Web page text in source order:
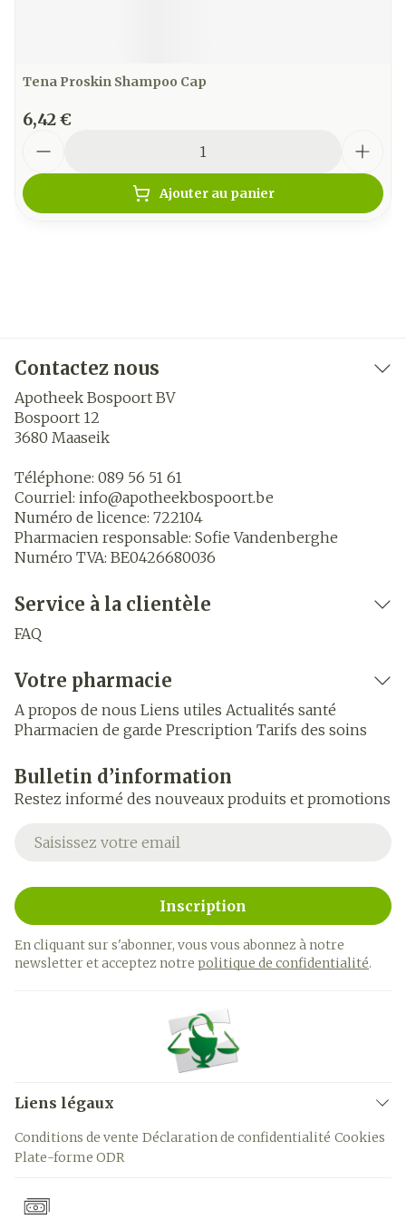
Tena Proskin Shampoo Cap
6,42 €
Ajouter au panier
Contactez nous
Apotheek Bospoort BV
Bospoort 12
3680 Maaseik
Téléphone: 089 56 51 61
Courriel: info@apotheekbospoort.be
Numéro de licence: 722104
Pharmacien responsable: Sofie Vandenberghe
Numéro TVA: BE0426680036
Service à la clientèle
FAQ
Votre pharmacie
A propos de nous Liens utiles Actualités santé
Pharmacien de garde Prescription Tarifs des soins
Bulletin d’information
Restez informé des nouveaux produits et promotions
Adresse mail
Inscription
En cliquant sur s'abonner, vous vous abonnez à notre
newsletter et acceptez notre politique de confidentialité.
Liens légaux
Conditions de vente Déclaration de confidentialité Cookies
Plate-forme ODR